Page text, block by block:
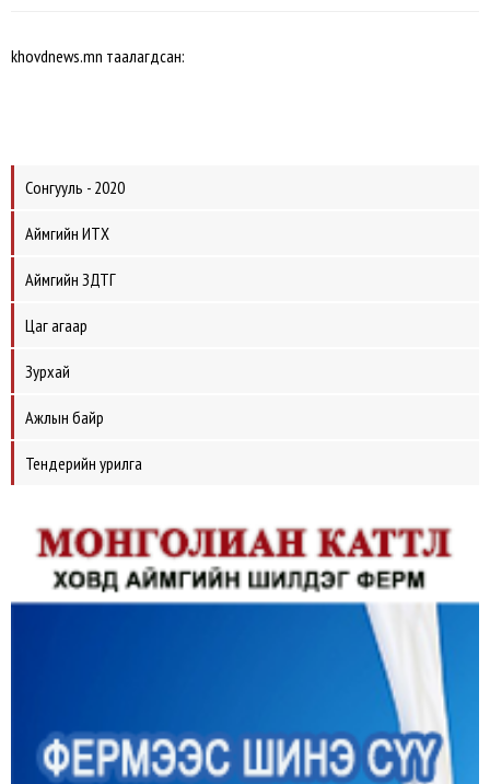
khovdnews.mn таалагдсан:
Сонгууль - 2020
Аймгийн ИТХ
Аймгийн ЗДТГ
Цаг агаар
Зурхай
Ажлын байр
Тендерийн урилга